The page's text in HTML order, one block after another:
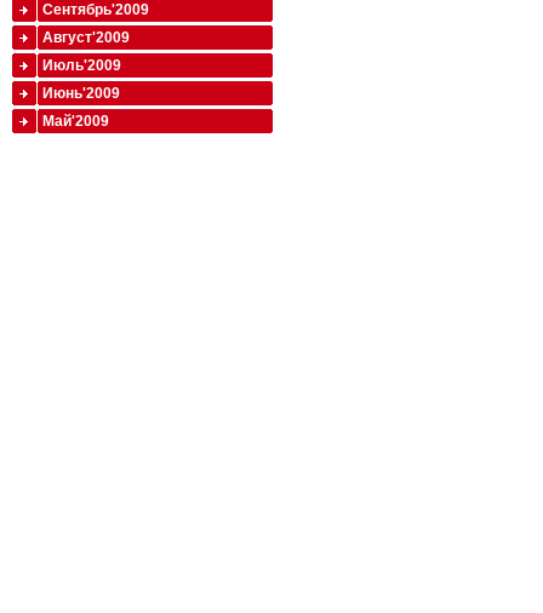
Сентябрь'2009
Август'2009
Июль'2009
Июнь'2009
Май'2009